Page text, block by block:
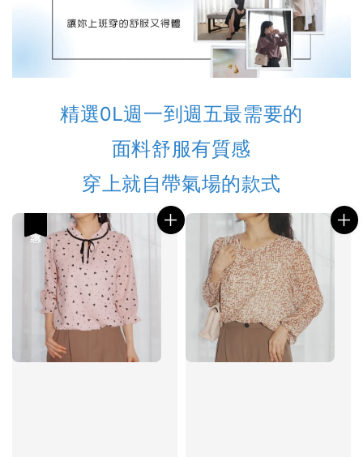
精選OL週一到週五最需要的
面料舒服有質感
穿上就自帶氣場的款式